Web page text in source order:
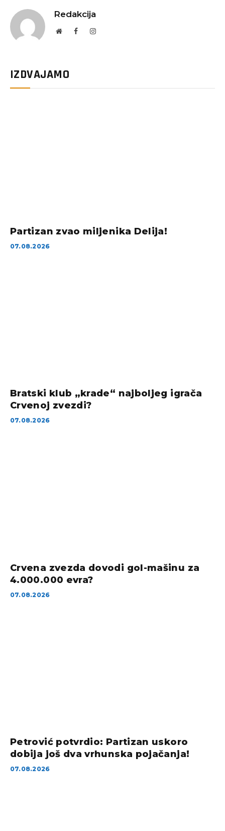
Redakcija
WebsiteFacebookInstagram
IZDVAJAMO
Partizan zvao miljenika Delija!
07.08.2026
Bratski klub „krade“ najboljeg igrača
Crvenoj zvezdi?
07.08.2026
Crvena zvezda dovodi gol-mašinu za
4.000.000 evra?
07.08.2026
Petrović potvrdio: Partizan uskoro
dobija još dva vrhunska pojačanja!
07.08.2026